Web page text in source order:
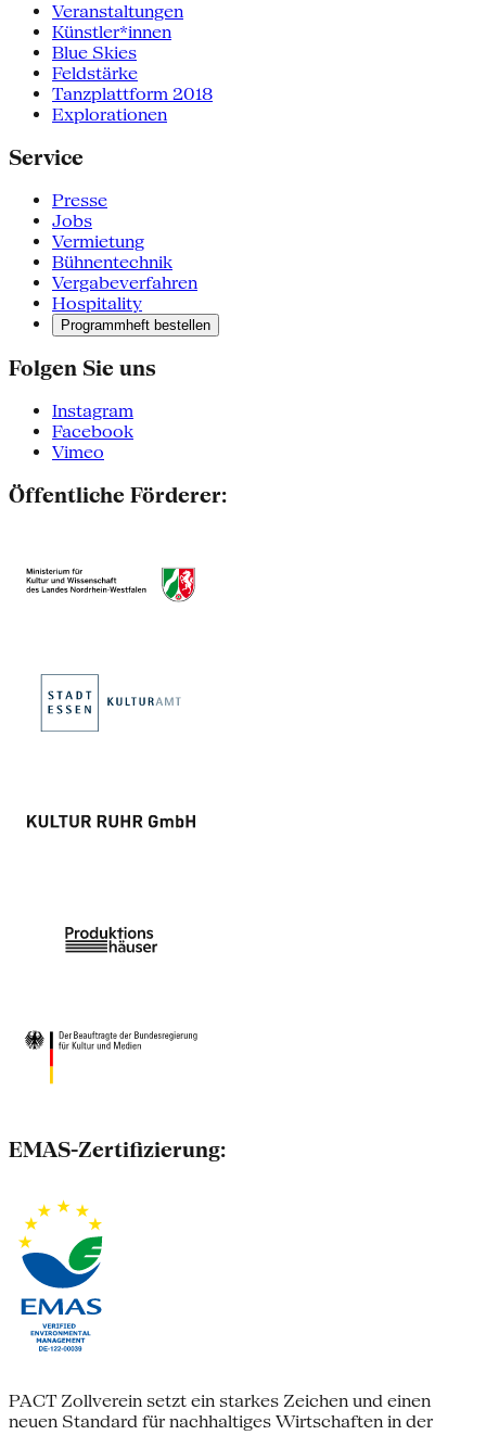
Veranstaltungen
Künstler*innen
Blue Skies
Feldstärke
Tanzplattform 2018
Explorationen
Service
Presse
Jobs
Vermietung
Bühnentechnik
Vergabeverfahren
Hospitality
Programmheft bestellen
Folgen Sie uns
Instagram
Facebook
Vimeo
Öffentliche Förderer:
EMAS-Zertifizierung:
PACT Zollverein setzt ein starkes Zeichen und einen
neuen Standard für nachhaltiges Wirtschaften in der